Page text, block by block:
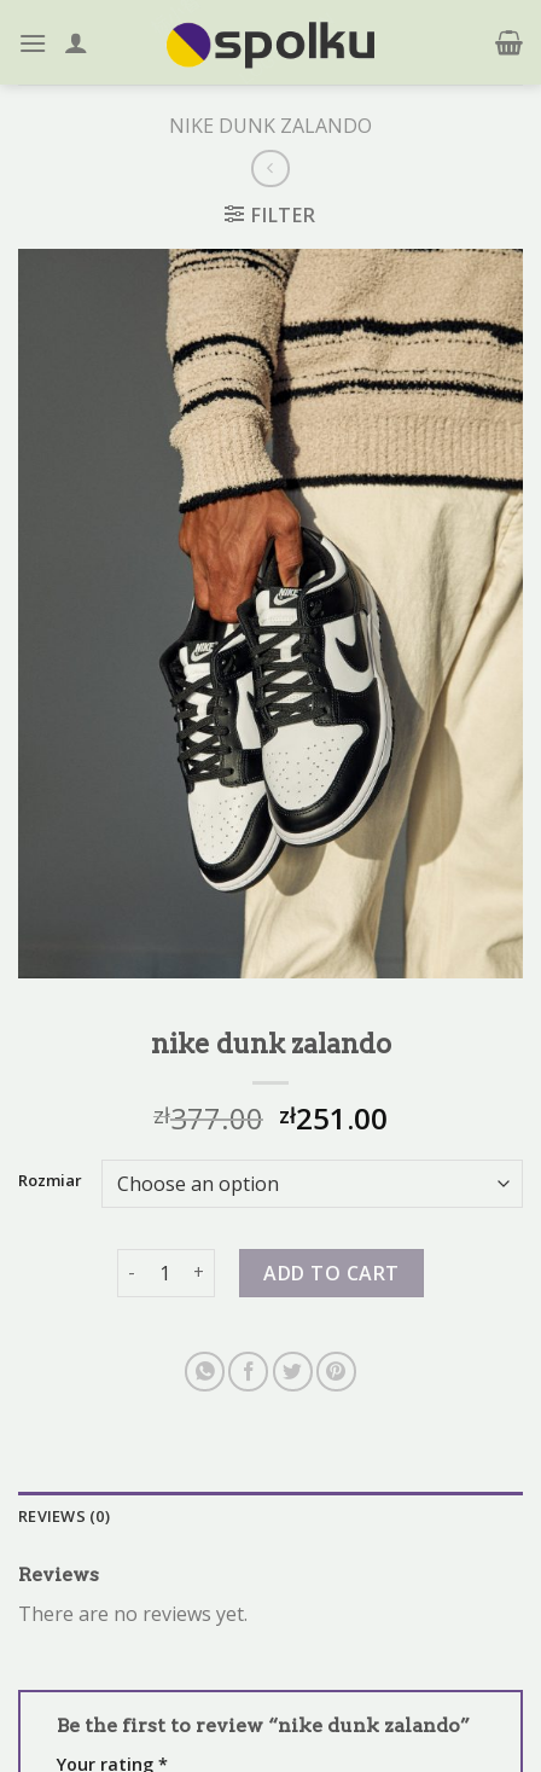
NIKE DUNK ZALANDO
FILTER
nike dunk zalando
zł377.00 zł251.00
Rozmiar
nike dunk zalando quantity
ADD TO CART
REVIEWS (0)
Reviews
There are no reviews yet.
Be the first to review “nike dunk zalando”
Your rating *